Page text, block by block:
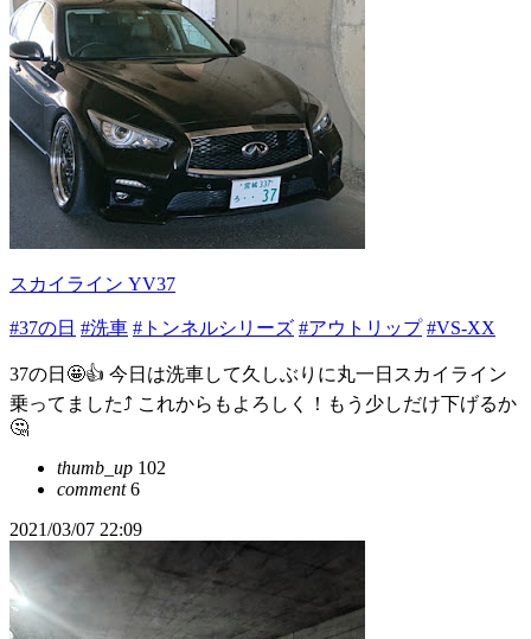
スカイライン YV37
#37の日 #洗車 #トンネルシリーズ #アウトリップ #VS-XX
37の日🤩👍 今日は洗車して久しぶりに丸一日スカイライン
乗ってました⤴️ これからもよろしく！もう少しだけ下げるか
🤔
thumb_up 102
comment6
2021/03/07 22:09